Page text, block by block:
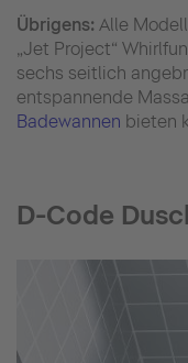
Übrigens: Alle
„Jet Project“
sechs seitlich
entspannende
Badewannen bieten
D-Code